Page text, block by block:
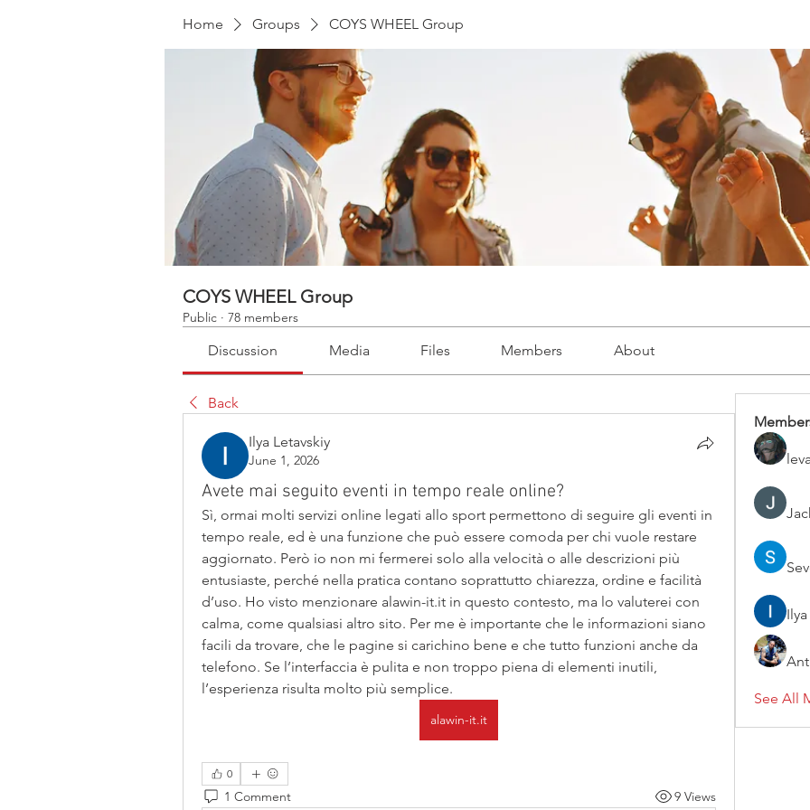
Home Groups COYS WHEEL Group
COYS WHEEL Group
Public · 78 members
Discussion Media Files Members About
Back
Ilya Letavskiy
June 1, 2026
Avete mai seguito eventi in tempo reale online?
Sì, ormai molti servizi online legati allo sport permettono di seguire gli eventi in
tempo reale, ed è una funzione che può essere comoda per chi vuole restare
aggiornato. Però io non mi fermerei solo alla velocità o alle descrizioni più
entusiaste, perché nella pratica contano soprattutto chiarezza, ordine e facilità
d’uso. Ho visto menzionare alawin-it.it in questo contesto, ma lo valuterei con
calma, come qualsiasi altro sito. Per me è importante che le informazioni siano
facili da trovare, che le pagine si carichino bene e che tutto funzioni anche da
telefono. Se l’interfaccia è pulita e non troppo piena di elementi inutili,
l’esperienza risulta molto più semplice.
alawin-it.it
0
1 Comment 9 Views
See All